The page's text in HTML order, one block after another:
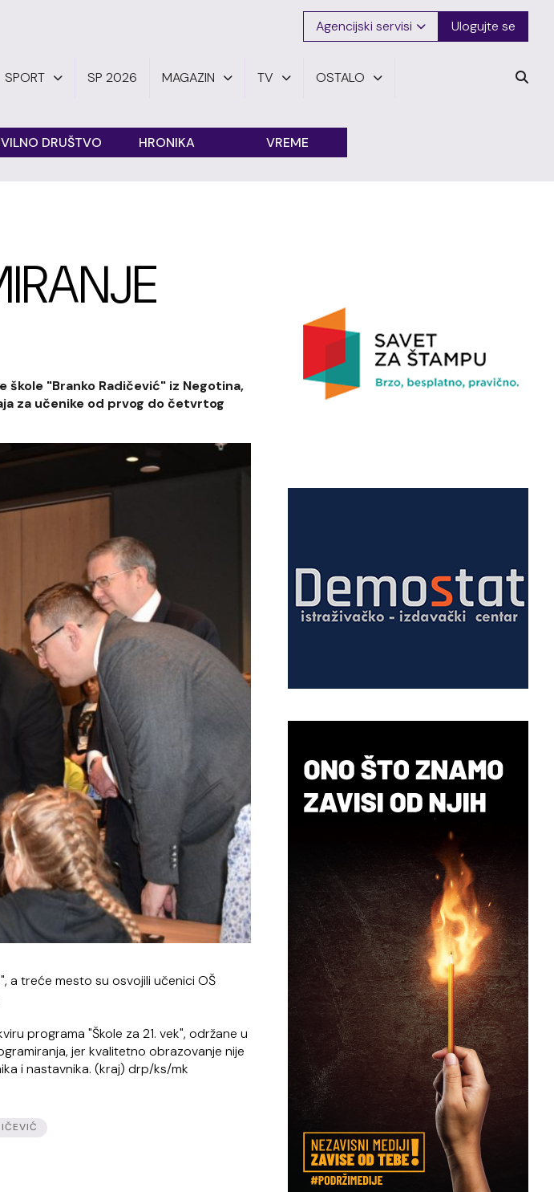
Agencijski servisi Ulogujte se
SPORT SP 2026 MAGAZIN TV OSTALO
DRUŠTVO HRONIKA VREME
"Branko Radičević" iz Negotina,
za učenike od prvog do četvrtog
a treće mesto su osvojili učenici OŠ
programa "Škole za 21. vek", održane u
jer kvalitetno obrazovanje nije
i nastavnika. (kraj) drp/ks/mk